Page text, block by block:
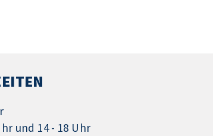
und 14 - 18 Uhr